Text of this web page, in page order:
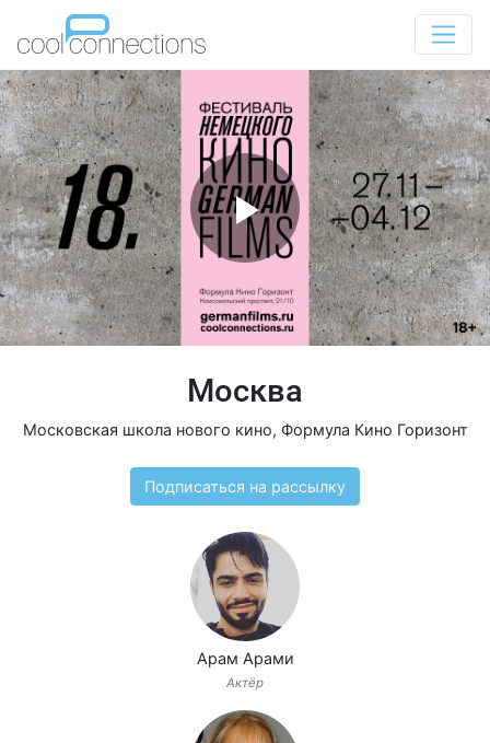
Москва
Московская школа нового кино, Формула Кино Горизонт
Подписаться на рассылку
Арам Арами
Актёр